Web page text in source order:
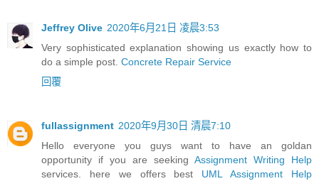
Jeffrey Olive 2020年6月21日 凌晨3:53
Very sophisticated explanation showing us exactly how to
do a simple post. Concrete Repair Service
回覆
fullassignment 2020年9月30日 清晨7:10
Hello everyone you guys want to have an goldan
opportunity if you are seeking Assignment Writing Help
services. here we offers best UML Assignment Help